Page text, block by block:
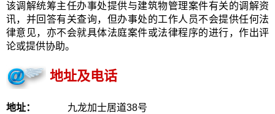
该调解统筹主任办事处提供与建筑物管理案件有关的调解资
讯，并回答有关查询，但办事处的工作人员不会提供任何法
律意见，亦不会就具体法庭案件或法律程序的进行，作出评
论或提供协助。
地址及电话
地址：
九龙加士居道38号